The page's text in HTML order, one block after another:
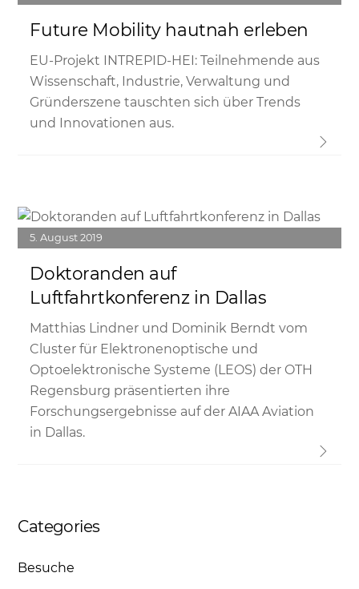
Future Mobility hautnah erleben
EU-Projekt INTREPID-HEI: Teilnehmende aus
Wissenschaft, Industrie, Verwaltung und
Gründerszene tauschten sich über Trends
und Innovationen aus.
Link
5 August 2019
Doktoranden auf
Luftfahrtkonferenz in Dallas
Matthias Lindner und Dominik Berndt vom
Cluster für Elektronenoptische und
Optoelektronische Systeme (LEOS) der OTH
Regensburg präsentierten ihre
Forschungsergebnisse auf der AIAA Aviation
in Dallas.
Categories
Besuche